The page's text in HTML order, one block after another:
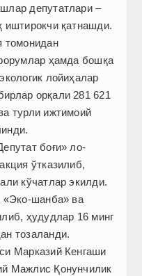
депутатлари –
иштирокчи қатнашди.
томонидан
ҳамда бошқа
лойиҳалар
орқали 281 621
турли ижтимоий
боғи» ло­
ўтказилиб,
кўчатлар экилди.
«Эко-шанба» ва
ҳудудлар 16 минг
тозаланди.
Марказий Кенгаши
Мажлис Қонунчилик